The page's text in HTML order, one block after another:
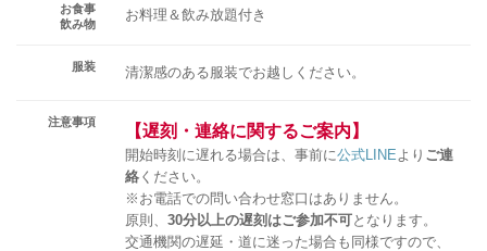
お食事
飲み物
お料理＆飲み放題付き
服装 清潔感のある服装でお越しください。
注意事項 【遅刻・連絡に関するご案内】
開始時刻に遅れる場合は、事前に公式LINE より ご連
絡 ください。
※お電話での問い合わせ窓口はありません。
原則、 30分以上の遅刻はご参加不可となります。
交通機関の遅延・道に迷った場合も同様ですので、